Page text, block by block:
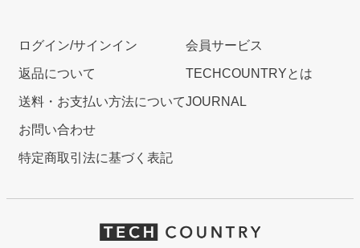
ログイン/サインイン
返品について
送料・お支払い方法について
お問い合わせ
特定商取引法に基づく表記
会員サービス
TECHCOUNTRYとは
JOURNAL